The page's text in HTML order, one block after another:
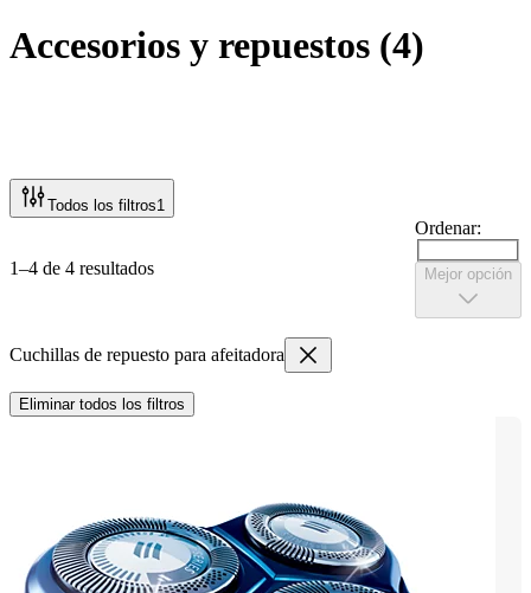
Accesorios y repuestos (4)
Todos los filtros1
1–4 de 4 resultados
Ordenar:
Mejor opción
Cuchillas de repuesto para afeitadora
Eliminar todos los filtros